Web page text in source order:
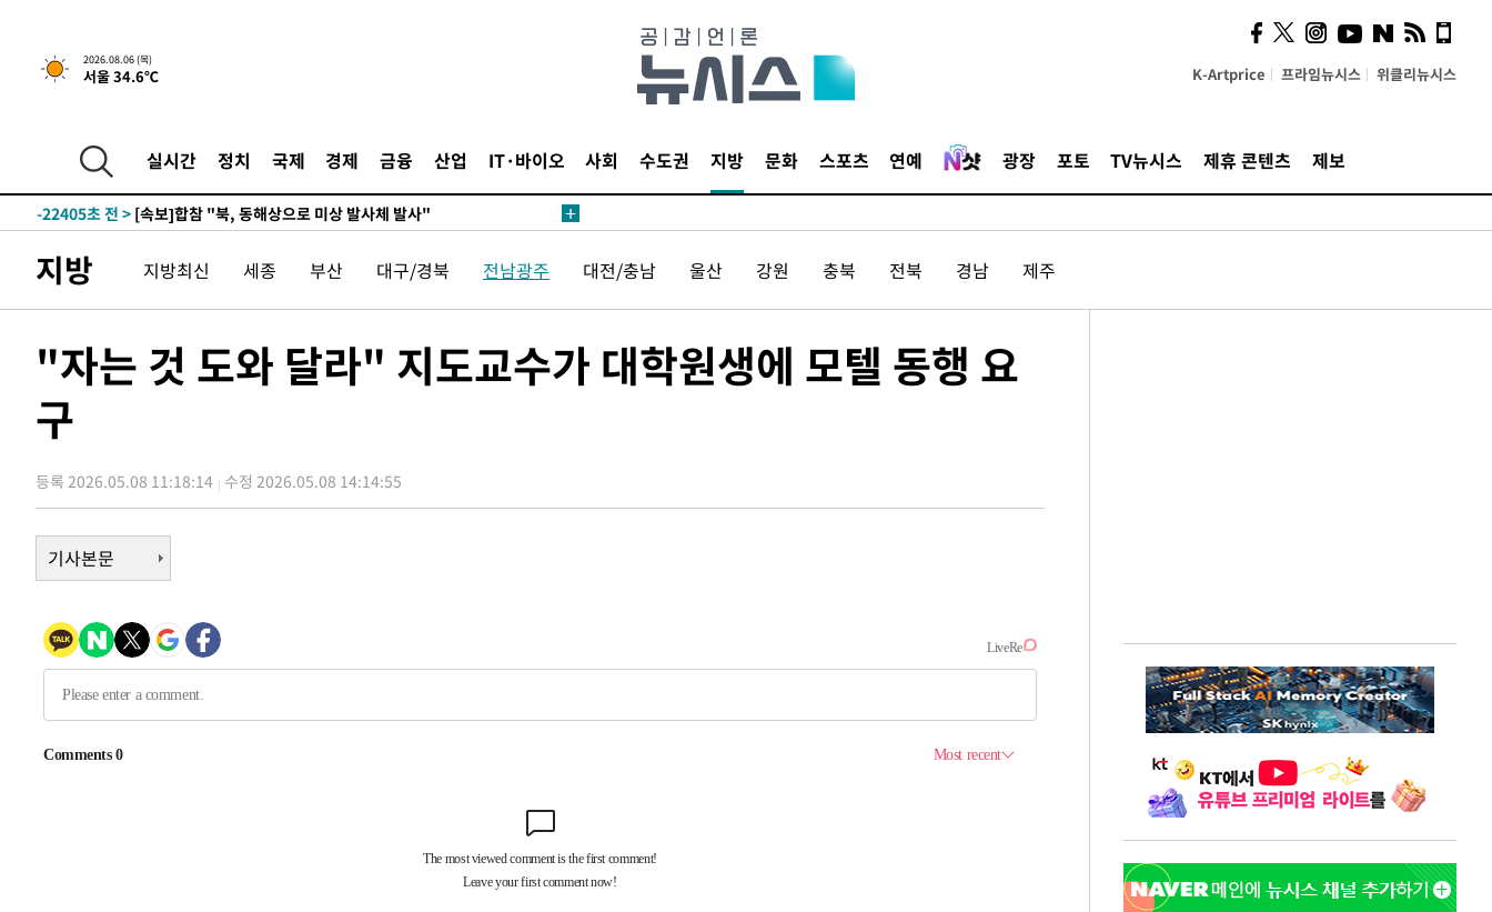
2026.08.06 (목)
서울 34.6℃ K-Artprice 프라임뉴시스 위클리뉴시스
실시간 정치 국제 경제 금융 산업 IT·바이오 사회 수도권 지방 문화 스포츠 연예 광장 포토 TV뉴시스 제휴 콘텐츠 제보
23분 전 >[속보]경찰, '홍명보 선임 논란' 대한축구협회·축구회관 등 압수수색
-24569초 전 >
日방위성, 北이 동해로 쏜 발사체는 탄도미사일 가능성
-22999초 전 >
-22405초 전 > [속보]합참 "북, 동해상으로 미상 발사체 발사"
-21760초 전 >
[속보]7~9일 프로야구 3연전도 폭염 취소…11일 재개
-21422초 전 >"韓 외환시장 개입 관측 배경엔 美의 대한국 무역적자 있어"
-21089초 전 >서울 낮 37.9도, 올여름 최고치 경신…영등포 순간 '40도'
-20651초 전 >
-16746초 전 >
-16541초 전 >[속보]원·달러 환율, 0.7원 내린 1423.8원 마감
-11185초 전 >
손흥민, 5경기 연속골 실패…LAFC는 승부차기 끝 과달라하라 격파
-3786초 전 >내일까지 39도 '펄펄'…기상청 "태풍 지나며 폭염 잠시 꺾인다"
-3423초 전 > 트럼프, 한국계 진보 주지사 후보 맹공…"공산주의가 최대 위협"
-3401초 전 >"美간섭에 합의 지연"…트럼프, '이란 호르무즈 통제권' 수용할까
'낮 최고 39도' 불볕더위…한밤 열대야도 계속[내일날씨]
지방 지방최신 세종 부산 대구/경북 전남광주 대전/충남 울산 강원 충북 전북 경남 제주
"자는 것 도와 달라" 지도교수가 대학원생에 모텔 동행 요
구
등록 2026.05.08 11:18:14 수정 2026.05.08 14:14:55
기사본문